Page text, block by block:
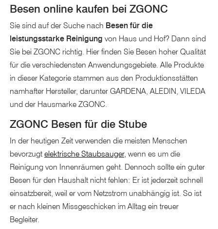
Besen online kaufen bei ZGONC
Sie sind auf der Suche nach Besen für die
leistungsstarke Reinigung von Haus und Hof? Dann sind
Sie bei ZGONC richtig. Hier finden Sie Besen hoher Qualität
für die verschiedensten Anwendungsgebiete. Alle Produkte
in dieser Kategorie stammen aus den Produktionsstätten
namhafter Hersteller, darunter GARDENA, ALEDIN, VILEDA
und der Hausmarke ZGONC.
ZGONC Besen für die Stube
In der heutigen Zeit verwenden die meisten Menschen
bevorzugt elektrische Staubsauger, wenn es um die
Reinigung von Innenräumen geht. Dennoch sollte ein guter
Besen für den Haushalt nicht fehlen: Er ist jederzeit schnell
einsatzbereit, weil er vom Netzstrom unabhängig ist. So ist
er nach kleinen Missgeschicken im Alltag ein treuer
Begleiter.